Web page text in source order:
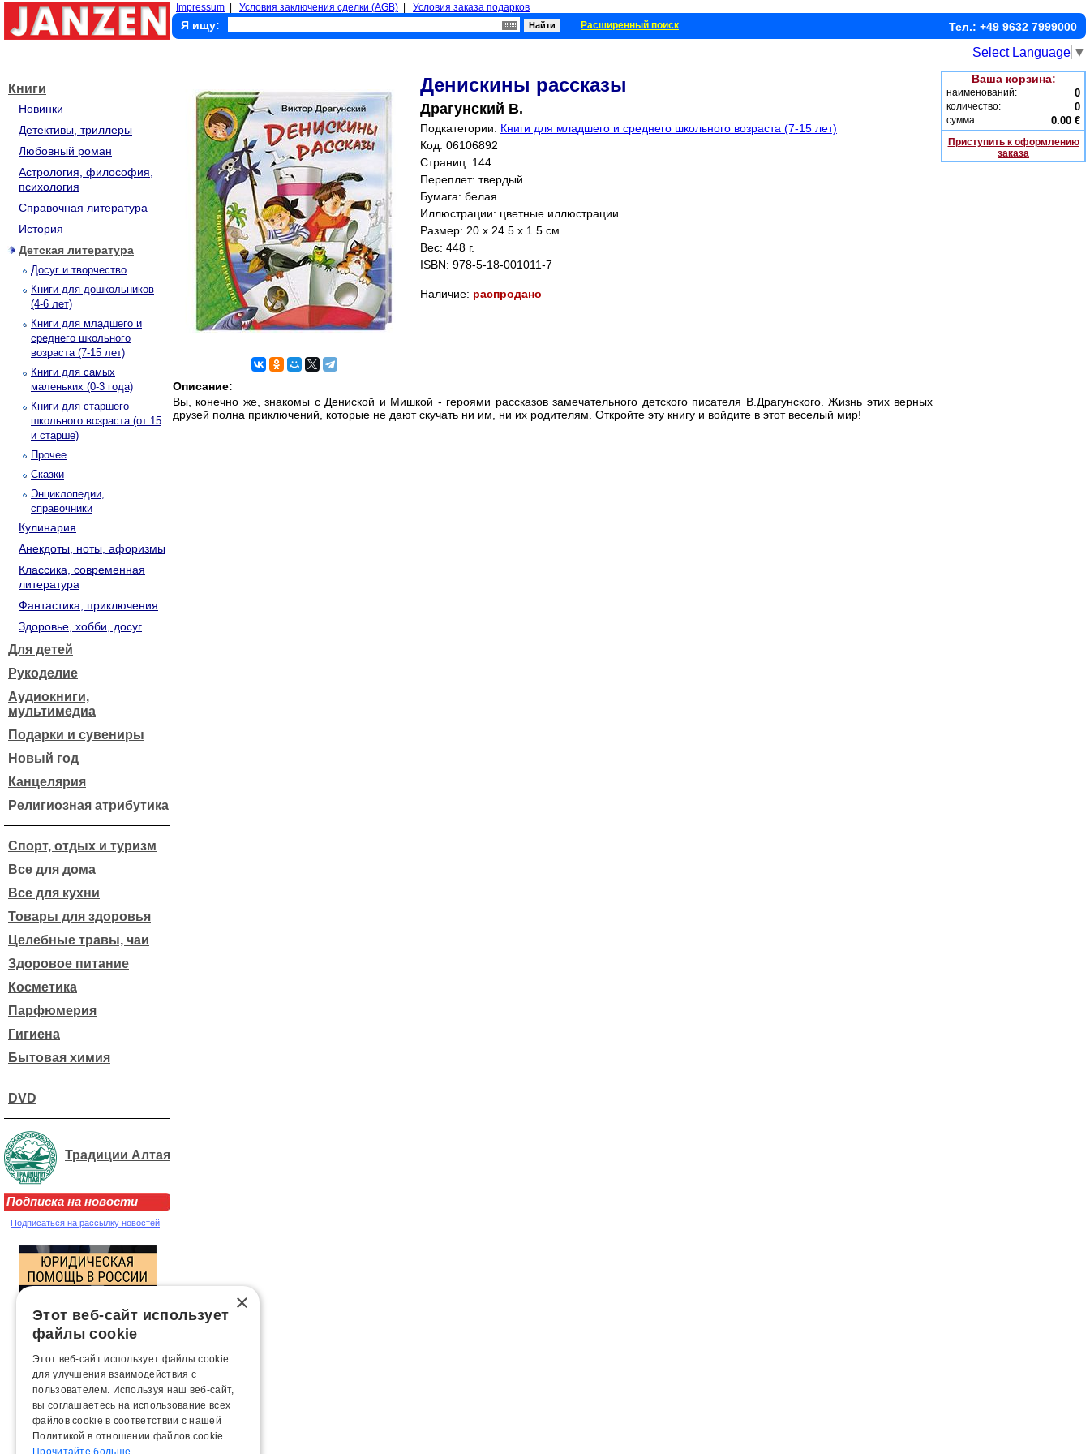
Impressum Условия заключения сделки (AGB) Условия заказа подарков
Я ищу: Расширенный поиск Тел.: +49 9632 7999000
Select Language ▼
Книги
Новинки
Детективы, триллеры
Любовный роман
Астрология, философия,
психология
Справочная литература
История
Детская литература
Досуг и творчество
Книги для дошкольников
(4-6 лет)
Книги для младшего и
среднего школьного
возраста (7-15 лет)
Книги для самых
маленьких (0-3 года)
Книги для старшего
школьного возраста (от 15
и старше)
Прочее
Сказки
Энциклопедии,
справочники
Кулинария
Анекдоты, ноты, афоризмы
Классика, современная
литература
Фантастика, приключения
Здоровье, хобби, досуг
Для детей
Рукоделие
Аудиокниги,
мультимедиа
Подарки и сувениры
Новый год
Канцелярия
Религиозная атрибутика
Спорт, отдых и туризм
Все для дома
Все для кухни
Товары для здоровья
Целебные травы, чаи
Здоровое питание
Косметика
Парфюмерия
Гигиена
Бытовая химия
DVD
Традиции Алтая
Подписка на новости
Подписаться на рассылку новостей
Денискины рассказы
Драгунский В.
Подкатегории: Книги для младшего и среднего школьного возраста (7-15 лет)
Код: 06106892
Страниц: 144
Переплет: твердый
Бумага: белая
Иллюстрации: цветные иллюстрации
Размер: 20 x 24.5 x 1.5 см
Вес: 448 г.
ISBN: 978-5-18-001011-7
Наличие: распродано
Описание:
Вы, конечно же, знакомы с Дениской и Мишкой - героями рассказов замечательного детского писателя В.Драгунского. Жизнь этих верных
друзей полна приключений, которые не дают скучать ни им, ни их родителям. Откройте эту книгу и войдите в этот веселый мир!
Ваша корзина:
наименований: 0
количество: 0
сумма: 0.00 €
Приступить к оформлению
заказа
×
Этот веб-сайт использует
файлы cookie
Этот веб-сайт использует файлы cookie
для улучшения взаимодействия с
пользователем. Используя наш веб-сайт,
вы соглашаетесь на использование всех
файлов cookie в соответствии с нашей
Политикой в ​​отношении файлов cookie.
Прочитайте больше